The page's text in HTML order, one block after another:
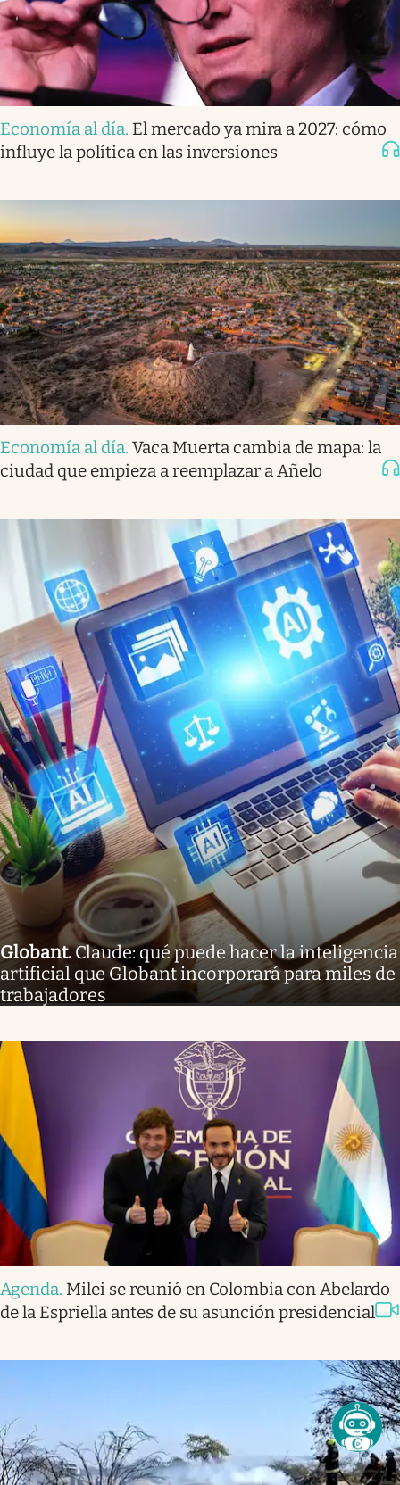
Economía al día. El mercado ya mira a 2027: cómo
influye la política en las inversiones
Economía al día. Vaca Muerta cambia de mapa: la
ciudad que empieza a reemplazar a Añelo
Globant.Claude: qué puede hacer la inteligencia
artificial que Globant incorporará para miles de
trabajadores
Agenda. Milei se reunió en Colombia con Abelardo
de la Espriella antes de su asunción presidencial